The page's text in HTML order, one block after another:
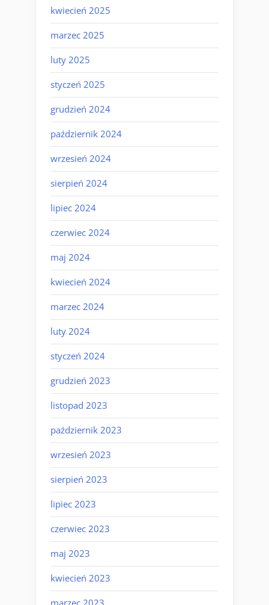
kwiecień 2025
marzec 2025
luty 2025
styczeń 2025
grudzień 2024
październik 2024
wrzesień 2024
sierpień 2024
lipiec 2024
czerwiec 2024
maj 2024
kwiecień 2024
marzec 2024
luty 2024
styczeń 2024
grudzień 2023
listopad 2023
październik 2023
wrzesień 2023
sierpień 2023
lipiec 2023
czerwiec 2023
maj 2023
kwiecień 2023